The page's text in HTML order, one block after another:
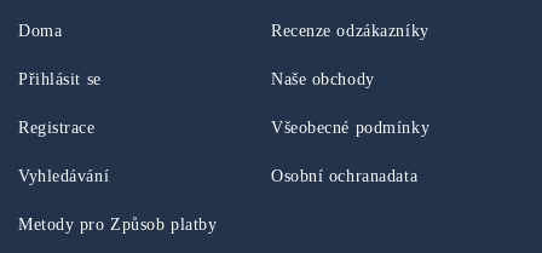
Doma
Přihlásit se
Registrace
Vyhledávání
Recenze odzákazníky
Naše obchody
Všeobecné podmínky
Osobní ochranadata
Metody pro Způsob platby